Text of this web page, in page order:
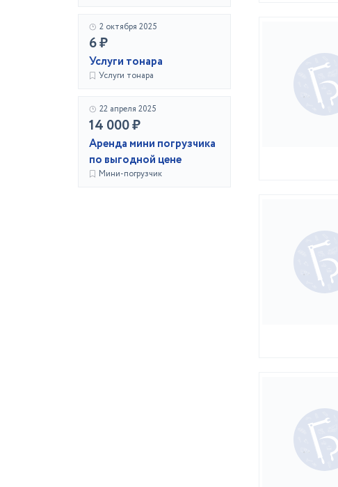
2 октября 2025
6 ₽
Услуги тонара
Услуги тонара
22 апреля 2025
14 000 ₽
Аренда мини погрузчика
по выгодной цене
Мини-погрузчик